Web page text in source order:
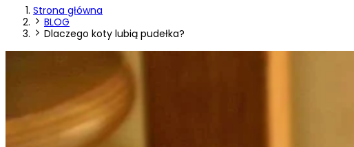
Strona główna
BLOG
Dlaczego koty lubią pudełka?